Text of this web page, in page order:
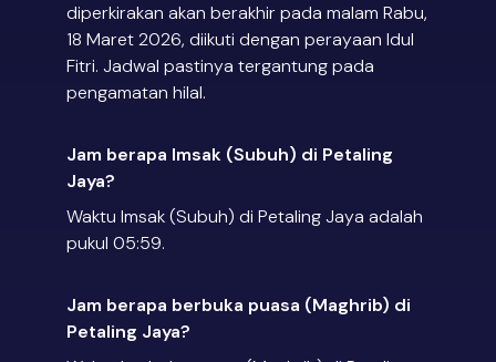
diperkirakan akan berakhir pada malam Rabu,
18 Maret 2026, diikuti dengan perayaan Idul
Fitri. Jadwal pastinya tergantung pada
pengamatan hilal.
Jam berapa Imsak (Subuh) di Petaling
Jaya?
Waktu Imsak (Subuh) di Petaling Jaya adalah
pukul 05:59.
Jam berapa berbuka puasa (Maghrib) di
Petaling Jaya?